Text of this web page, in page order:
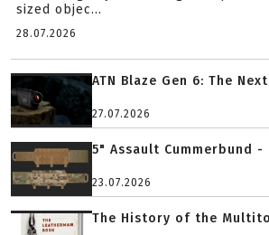
sized objec...
28.07.2026
ATN Blaze Gen 6: The
27.07.2026
5" Assault Cummerbund
23.07.2026
The History of the